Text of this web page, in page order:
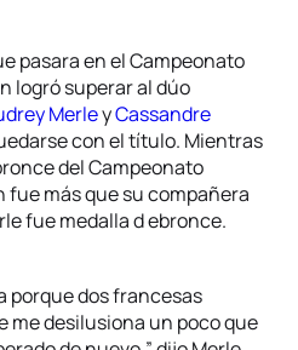
pasara en el Campeonato
logró superar al dúo
MerleyCassandre
con el título. Mientras
del Campeonato
fue más que su compañera
fue medalla d ebronce.
porque dos francesas
me desilusiona un poco que